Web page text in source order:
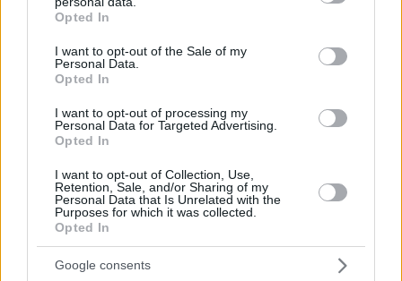
grant or deny consent to Google and its third-party tags to
use your data for below specified purposes in below Google
consent section.
Opted In
I want to opt-out of the Sale of my
Personal Data.
Opted In
I want to opt-out of processing my
Personal Data for Targeted Advertising.
Opted In
I want to opt-out of Collection, Use,
Retention, Sale, and/or Sharing of my
Personal Data that Is Unrelated with the
Purposes for which it was collected.
Opted In
Google consents
Συναγερμός για τις θαλάσσιες ζώνες: Οι κινήσεις της
Λιβύης στο «ραντάρ» της Αθήνας
ενδεχόμενες αντιδράσεις της Τρίπολης μετά τη
δημοσιοποίηση των θαλάσσιων χαρτών και την
προκήρυξη για έρευνες στα νότια της Κρήτης από
την Αθήνα